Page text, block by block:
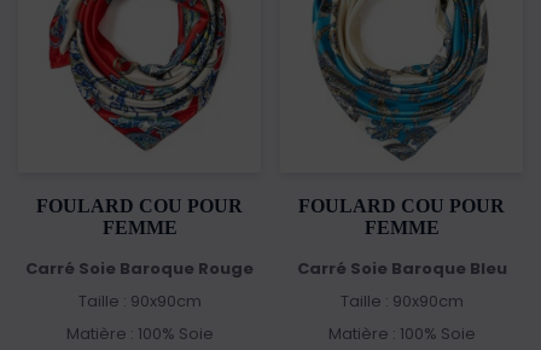
FOULARD COU POUR
FEMME
Carré Soie Baroque Rouge
Taille : 90x90cm
Matière : 100% Soie
FOULARD COU POUR
FEMME
Carré Soie Baroque Bleu
Taille : 90x90cm
Matière : 100% Soie